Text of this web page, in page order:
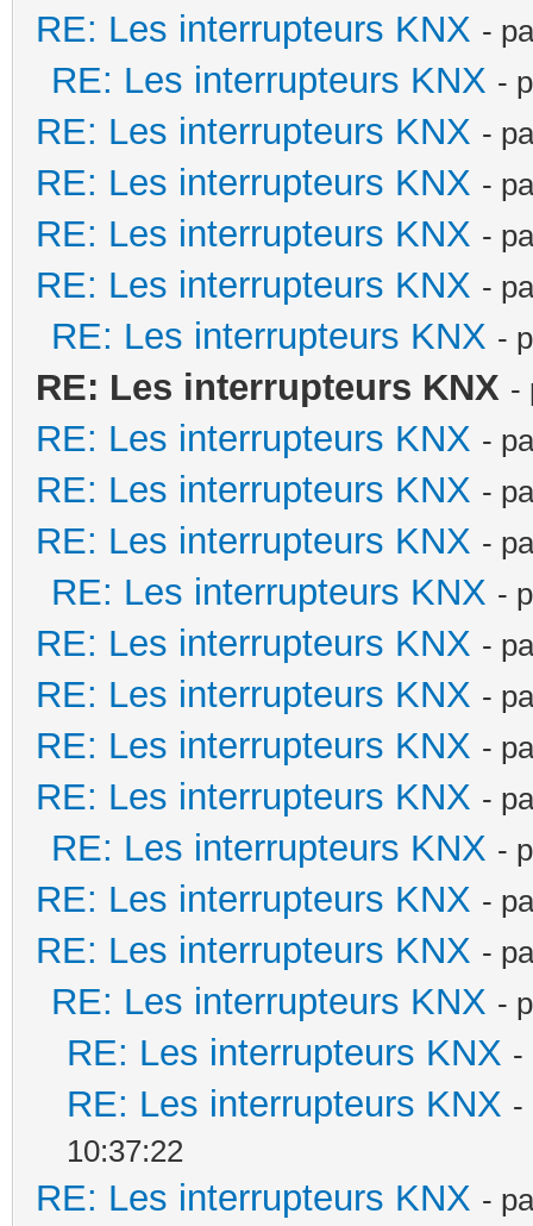
RE: Les interrupteurs KNX -
RE: Les interrupteurs KNX -
RE: Les interrupteurs KNX -
RE: Les interrupteurs KNX -
RE: Les interrupteurs KNX -
RE: Les interrupteurs KNX -
RE: Les interrupteurs KNX -
RE: Les interrupteurs KNX -
RE: Les interrupteurs KNX -
RE: Les interrupteurs KNX -
RE: Les interrupteurs KNX -
RE: Les interrupteurs KNX -
RE: Les interrupteurs KNX -
RE: Les interrupteurs KNX -
RE: Les interrupteurs KNX -
RE: Les interrupteurs KNX -
RE: Les interrupteurs KNX -
RE: Les interrupteurs KNX -
RE: Les interrupteurs KNX -
RE: Les interrupteurs KNX -
RE: Les interrupteurs KNX -
RE: Les interrupteurs KNX -
10:37:22
RE: Les interrupteurs KNX -